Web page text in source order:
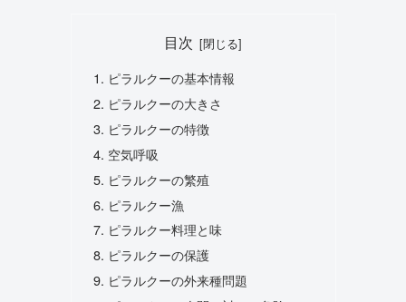
目次
ピラルクーの基本情報
ピラルクーの大きさ
ピラルクーの特徴
空気呼吸
ピラルクーの繁殖
ピラルクー漁
ピラルクー料理と味
ピラルクーの保護
ピラルクーの外来種問題